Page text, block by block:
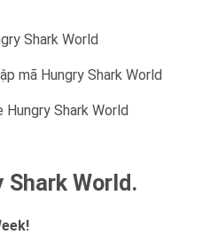
Shark World
mã Hungry Shark World
Shark World
Shark World.